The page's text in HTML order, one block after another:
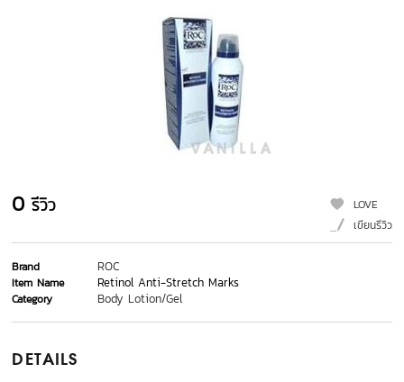
0 รีวิว
LOVE
เขียนรีวิว
Brand ROC
Item Name Retinol Anti-Stretch Marks
Category Body Lotion/Gel
DETAILS